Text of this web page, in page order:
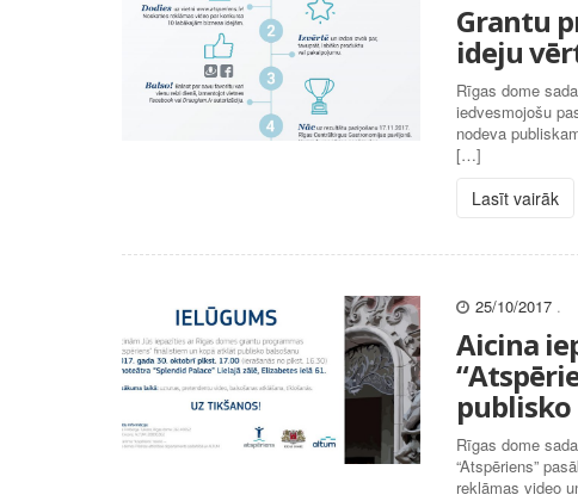
Grantu
ideju
Rīgas dome
iedvesmojošu
nodeva
[…]
Lasīt vairāk
25/10/2017 .
Aicina
publisko
Rīgas dome
“Atspēriens”
reklāmas video